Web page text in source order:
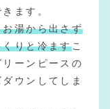
ます。
湯から出さず
りと冷ますこ
ーンピースの
ウンしてしま